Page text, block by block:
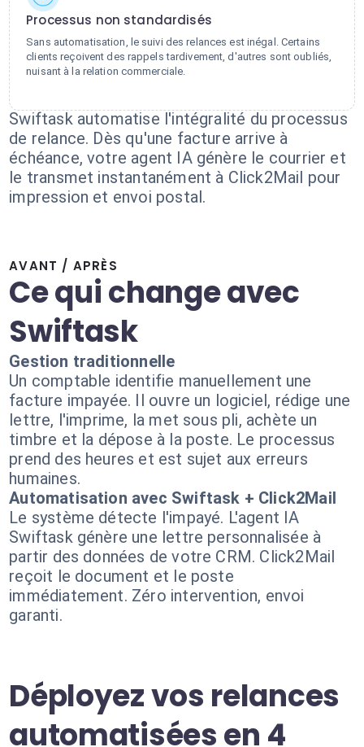
Processus non standardisés
Sans automatisation, le suivi des relances est inégal. Certains
clients reçoivent des rappels tardivement, d'autres sont oubliés,
nuisant à la relation commerciale.
Swiftask automatise l'intégralité du processus
de relance. Dès qu'une facture arrive à
échéance, votre agent IA génère le courrier et
le transmet instantanément à Click2Mail pour
impression et envoi postal.
AVANT / APRÈS
Ce qui change avec
Swiftask
Gestion traditionnelle
Un comptable identifie manuellement une
facture impayée. Il ouvre un logiciel, rédige une
lettre, l'imprime, la met sous pli, achète un
timbre et la dépose à la poste. Le processus
prend des heures et est sujet aux erreurs
humaines.
Automatisation avec Swiftask + Click2Mail
Le système détecte l'impayé. L'agent IA
Swiftask génère une lettre personnalisée à
partir des données de votre CRM. Click2Mail
reçoit le document et le poste
immédiatement. Zéro intervention, envoi
garanti.
Déployez vos relances
automatisées en 4